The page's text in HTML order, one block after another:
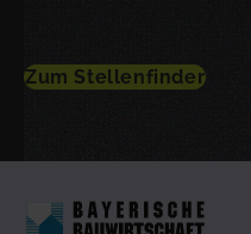
Zum Stellenfinder